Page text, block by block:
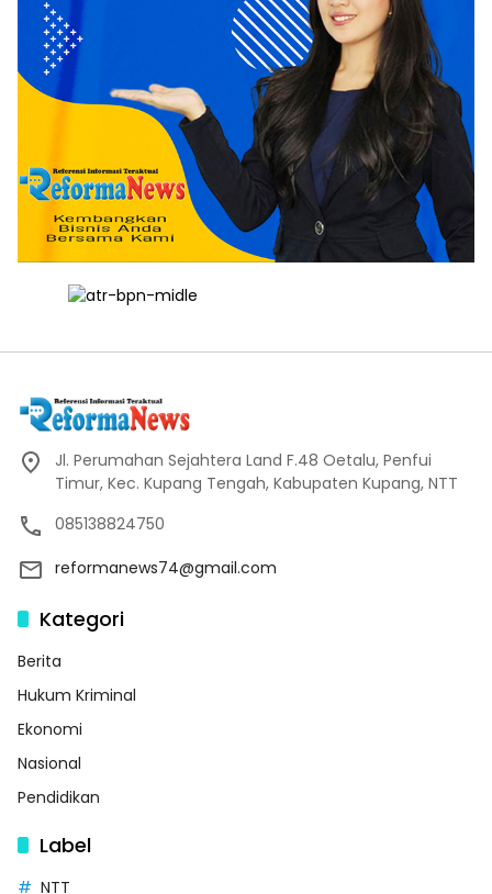
Jl. Perumahan Sejahtera Land F.48 Oetalu, Penfui
Timur, Kec. Kupang Tengah, Kabupaten Kupang, NTT
085138824750
reformanews74@gmail.com
Kategori
Berita
Hukum Kriminal
Ekonomi
Nasional
Pendidikan
Label
NTT